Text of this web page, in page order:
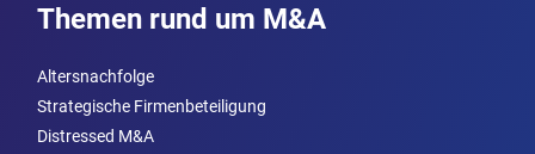
Themen rund um M&A
Altersnachfolge
Strategische Firmenbeteiligung
Distressed M&A